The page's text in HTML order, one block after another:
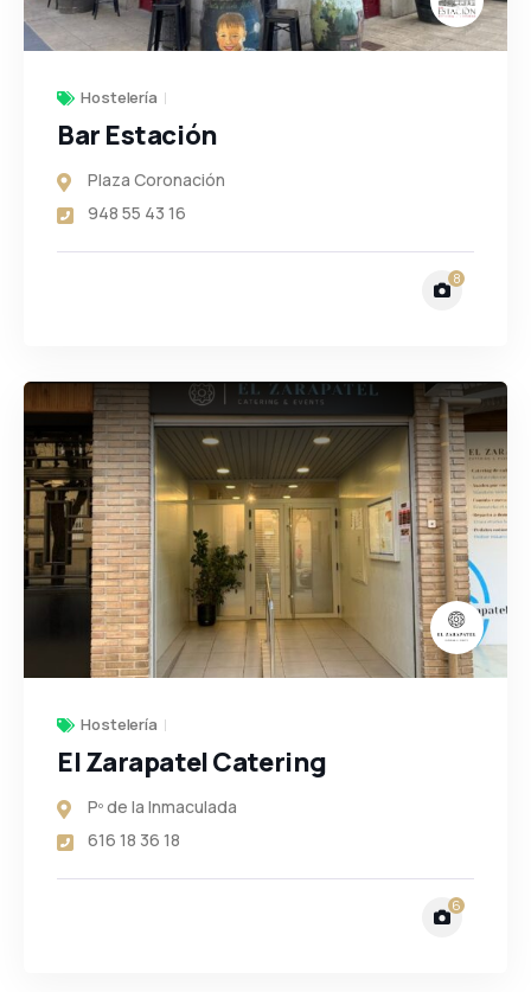
Hostelería
Bar Estación
Plaza Coronación
948 55 43 16
8
Hostelería
El Zarapatel Catering
Pº de la Inmaculada
616 18 36 18
6